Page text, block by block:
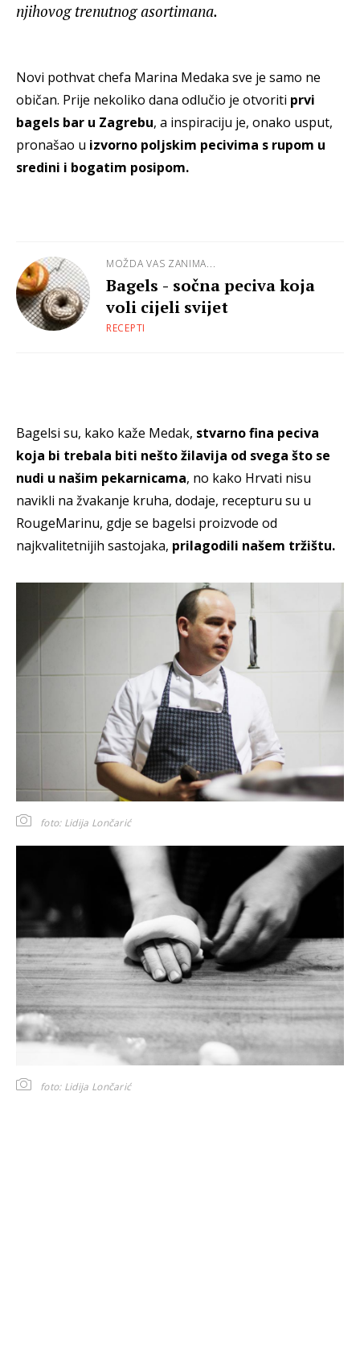
njihovog trenutnog asortimana.
Novi pothvat chefa Marina Medaka sve je samo ne
običan. Prije nekoliko dana odlučio je otvoriti prvi
bagels bar u Zagrebu, a inspiraciju je, onako usput,
pronašao u izvorno poljskim pecivima s rupom u
sredini i bogatim posipom.
MOŽDA VAS ZANIMA...
Bagels - sočna peciva koja
voli cijeli svijet
RECEPTI
Bagelsi su, kako kaže Medak, stvarno fina peciva
koja bi trebala biti nešto žilavija od svega što se
nudi u našim pekarnicama, no kako Hrvati nisu
navikli na žvakanje kruha, dodaje, recepturu su u
RougeMarinu, gdje se bagelsi proizvode od
najkvalitetnijih sastojaka, prilagodili našem tržištu.
foto: Lidija Lončarić
foto: Lidija Lončarić